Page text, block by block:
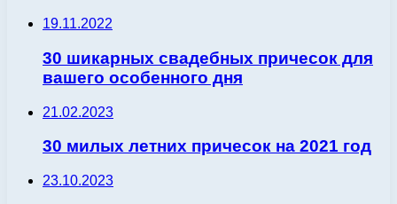
19.11.2022
30 шикарных свадебных причесок для
вашего особенного дня
21.02.2023
30 милых летних причесок на 2021 год
23.10.2023